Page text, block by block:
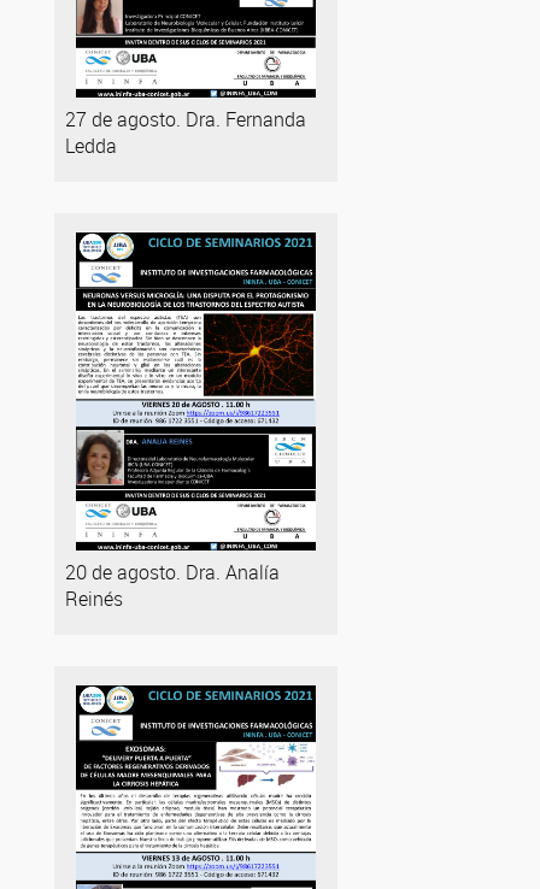
27 de agosto. Dra. Fernanda
Ledda
20 de agosto. Dra. Analía
Reinés